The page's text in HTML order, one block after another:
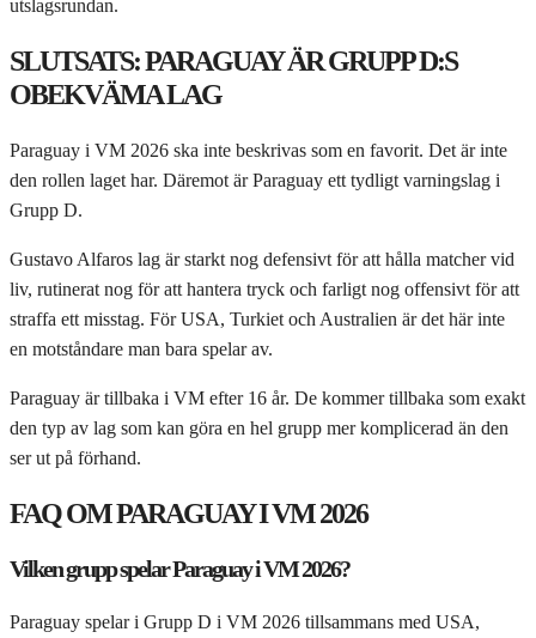
utslagsrundan.
SLUTSATS: PARAGUAY ÄR GRUPP D:S
OBEKVÄMA LAG
Paraguay i VM 2026 ska inte beskrivas som en favorit. Det är inte
den rollen laget har. Däremot är Paraguay ett tydligt varningslag i
Grupp D.
Gustavo Alfaros lag är starkt nog defensivt för att hålla matcher vid
liv, rutinerat nog för att hantera tryck och farligt nog offensivt för att
straffa ett misstag. För USA, Turkiet och Australien är det här inte
en motståndare man bara spelar av.
Paraguay är tillbaka i VM efter 16 år. De kommer tillbaka som exakt
den typ av lag som kan göra en hel grupp mer komplicerad än den
ser ut på förhand.
FAQ OM PARAGUAY I VM 2026
Vilken grupp spelar Paraguay i VM 2026?
Paraguay spelar i Grupp D i VM 2026 tillsammans med USA,